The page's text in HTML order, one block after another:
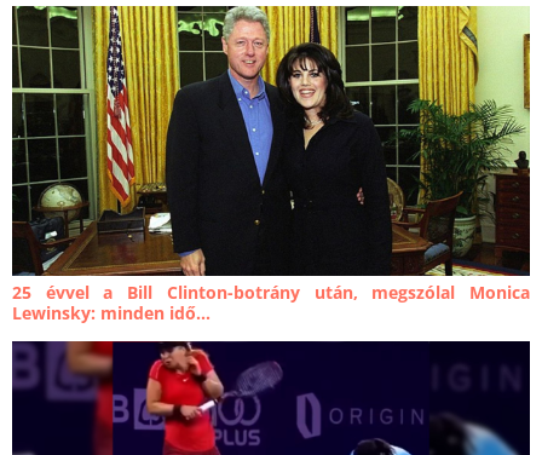
25 évvel a Bill Clinton-botrány után, megszólal Monica
Lewinsky: minden idő...